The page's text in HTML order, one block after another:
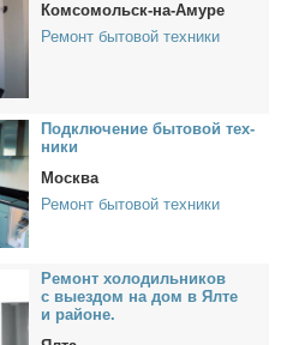
Комсомольск-на-Амуре
Ремонт бытовой техники
Под­клю­че­ние бы­то­вой тех­
ни­ки
Москва
Ремонт бытовой техники
Ре­монт хо­ло­диль­ни­ков
с вы­ез­дом на дом в Ял­те
и рай­оне.